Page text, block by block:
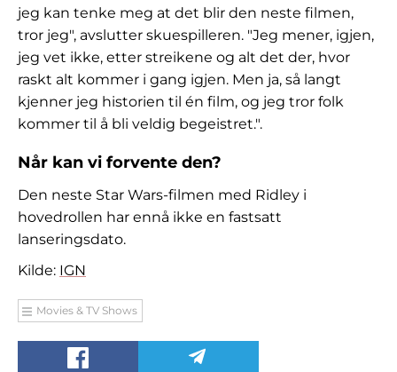
jeg kan tenke meg at det blir den neste filmen,
tror jeg", avslutter skuespilleren. "Jeg mener, igjen,
jeg vet ikke, etter streikene og alt det der, hvor
raskt alt kommer i gang igjen. Men ja, så langt
kjenner jeg historien til én film, og jeg tror folk
kommer til å bli veldig begeistret.".
Når kan vi forvente den?
Den neste Star Wars-filmen med Ridley i
hovedrollen har ennå ikke en fastsatt
lanseringsdato.
Kilde: IGN
Movies & TV Shows